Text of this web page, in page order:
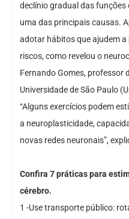
declínio gradual das funções
uma das principais causas.
adotar hábitos que ajudem a
riscos, como revelou o
Fernando Gomes, professor
Universidade de São Paulo
“Alguns exercícios podem
a neuroplasticidade,
novas redes neuronais”,
Confira 7 práticas para
cérebro.
1 -Use transporte público: